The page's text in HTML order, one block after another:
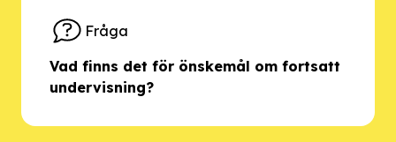
Fråga
Vad finns det för önskemål om fortsatt
undervisning?